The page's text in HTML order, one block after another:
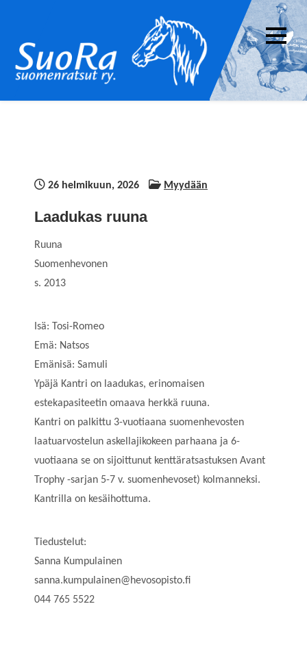
content
Suomenratsut ry. –
26 helmikuun, 2026 Myydään
Laadukas ruuna
Ruuna
Suomenhevonen
s. 2013
Isä: Tosi-Romeo
Emä: Natsos
Emänisä: Samuli
Ypäjä Kantri on laadukas, erinomaisen
estekapasiteetin omaava herkkä ruuna.
Kantri on palkittu 3-vuotiaana suomenhevosten
laatuarvostelun askellajikokeen parhaana ja 6-
vuotiaana se on sijoittunut kenttäratsastuksen Avant
Trophy -sarjan 5-7 v. suomenhevoset) kolmanneksi.
Kantrilla on kesäihottuma.
Tiedustelut:
Sanna Kumpulainen
sanna.kumpulainen@hevosopisto.fi
044 765 5522